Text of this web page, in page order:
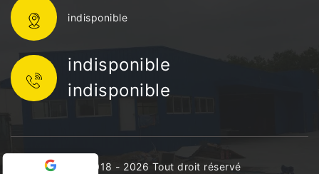
indisponible
indisponible
indisponible
©2018 - 2026 Tout droit réservé